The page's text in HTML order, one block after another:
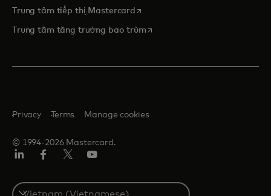
Trung tâm tiếp thị Mastercardopens in a new tab
Trung tâm tăng trưởng bao trùmopens in a new tab
© 1994-2026 Mastercard.
Privacy Terms Manage cookies
Select